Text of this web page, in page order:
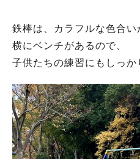
鉄棒は、カラフルな色合い
横にベンチがあるので、
子供たちの練習にもしっか